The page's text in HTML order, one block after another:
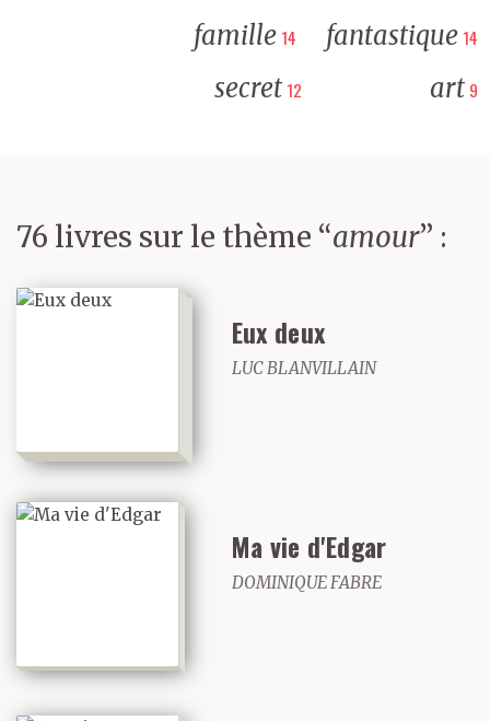
famille 14 fantastique 14
secret 12 art 9
76 livres sur le thème “amour” :
Eux deux
LUC BLANVILLAIN
Ma vie d'Edgar
DOMINIQUE FABRE